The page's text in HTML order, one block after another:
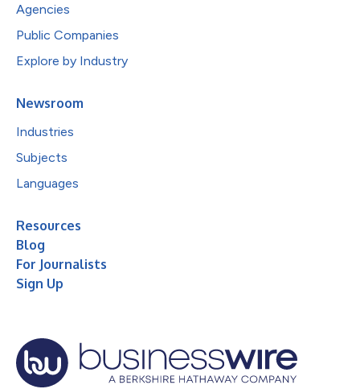
Agencies
Public Companies
Explore by Industry
Newsroom
Industries
Subjects
Languages
Resources
Blog
For Journalists
Sign Up